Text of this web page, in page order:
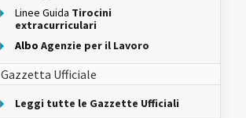
Linee Guida Tirocini
extracurriculari
Albo Agenzie per il Lavoro
Gazzetta Ufficiale
Leggi tutte le Gazzette Ufficiali